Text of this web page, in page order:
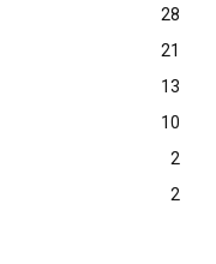
28
21
13
10
2
2